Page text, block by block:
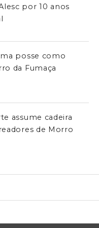
por 10 anos
posse como
da Fumaça
assume cadeira
de Morro